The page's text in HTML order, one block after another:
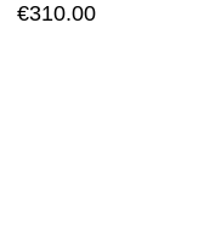
€310.00